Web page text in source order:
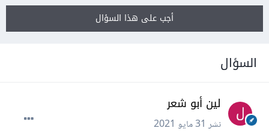
أجب على هذا السؤال
السؤال
لين أبو شعر
نشر31 مايو 2021